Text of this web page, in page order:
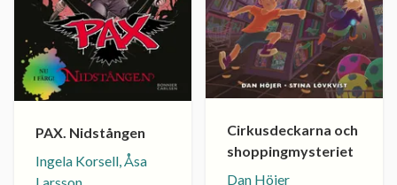
PAX. Nidstången
Ingela Korsell, Åsa
Cirkusdeckarna och
shoppingmysteriet
Dan Höjer